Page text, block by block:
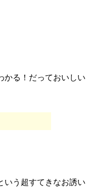
かる！だっておいしい
いう超すてきなお誘い